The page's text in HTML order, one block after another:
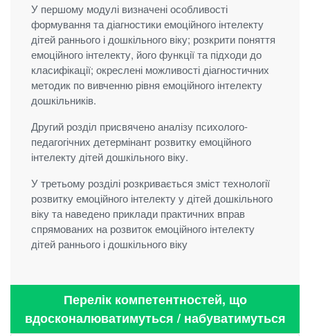
У першому модулі визначені особливості
формування та діагностики емоційного інтелекту
дітей раннього і дошкільного віку; розкрити поняття
емоційного інтелекту, його функції та підходи до
класифікації; окреслені можливості діагностичних
методик по вивченню рівня емоційного інтелекту
дошкільників.
Другий розділ присвячено аналізу психолого-
педагогічних детермінант розвитку емоційного
інтелекту дітей дошкільного віку.
У третьому розділі розкривається зміст технології
розвитку емоційного інтелекту у дітей дошкільного
віку та наведено приклади практичних вправ
спрямованих на розвиток емоційного інтелекту
дітей раннього і дошкільного віку
Перелік компетентностей, що
вдосконалюватимуться / набуватимуться